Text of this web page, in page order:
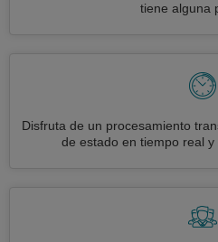
tiene alguna
Disfruta de un procesamiento
de estado en tiempo real